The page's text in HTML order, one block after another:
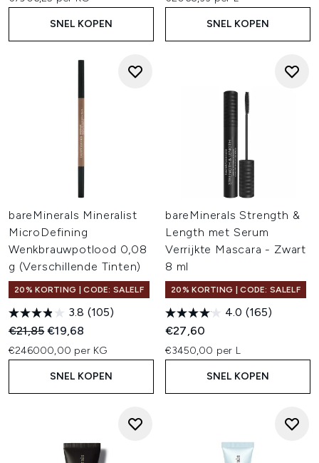
SNEL KOPEN SNEL KOPEN
bareMinerals Mineralist
MicroDefining
Wenkbrauwpotlood 0,08
g (Verschillende Tinten)
20% KORTING | CODE: SALELF
3.8 (105)
Recommended Retail Price:
€21,85Huidige prijs:
€19,68
€246000,00 per KG
SNEL KOPEN
bareMinerals Strength &
Length met Serum
Verrijkte Mascara - Zwart
8 ml
20% KORTING | CODE: SALELF
4.0 (165)
€27,60
€3450,00 per L
SNEL KOPEN